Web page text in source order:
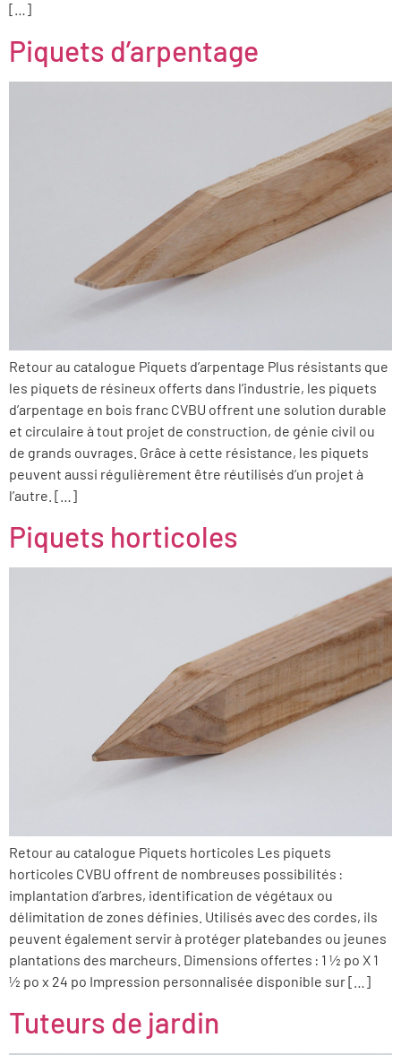
[…]
Piquets d’arpentage
Retour au catalogue Piquets d’arpentage Plus résistants que
les piquets de résineux offerts dans l’industrie, les piquets
d’arpentage en bois franc CVBU offrent une solution durable
et circulaire à tout projet de construction, de génie civil ou
de grands ouvrages. Grâce à cette résistance, les piquets
peuvent aussi régulièrement être réutilisés d’un projet à
l’autre. […]
Piquets horticoles
Retour au catalogue Piquets horticoles Les piquets
horticoles CVBU offrent de nombreuses possibilités :
implantation d’arbres, identification de végétaux ou
délimitation de zones définies. Utilisés avec des cordes, ils
peuvent également servir à protéger platebandes ou jeunes
plantations des marcheurs. Dimensions offertes : 1 ½ po X 1
½ po x 24 po Impression personnalisée disponible sur […]
Tuteurs de jardin